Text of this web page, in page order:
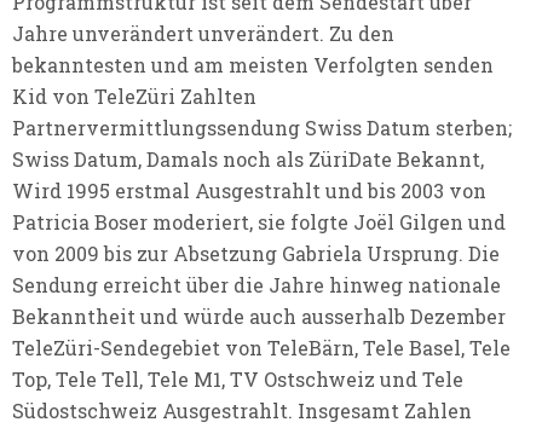
Jahre unverändert unverändert. Zu den
bekanntesten und am meisten Verfolgten senden
Kid von TeleZüri Zahlten
Partnervermittlungssendung Swiss Datum sterben;
Swiss Datum, Damals noch als ZüriDate Bekannt,
Wird 1995 erstmal Ausgestrahlt und bis 2003 von
Patricia Boser moderiert, sie folgte Joël Gilgen und
von 2009 bis zur Absetzung Gabriela Ursprung. Die
Sendung erreicht über die Jahre hinweg nationale
Bekanntheit und würde auch ausserhalb Dezember
TeleZüri-Sendegebiet von TeleBärn, Tele Basel, Tele
Top, Tele Tell, Tele M1, TV Ostschweiz und Tele
Südostschweiz Ausgestrahlt. Insgesamt Zahlen